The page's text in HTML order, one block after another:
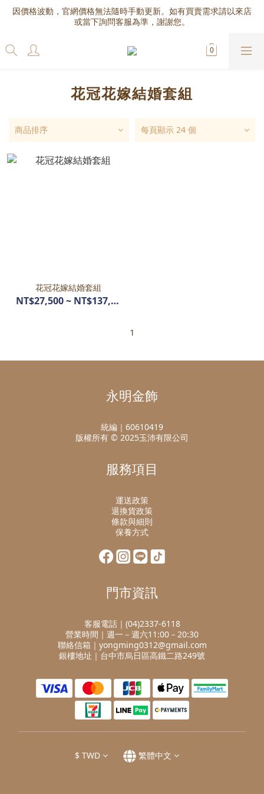
因價格波動，官網價格無法隨時手動更新。如有買賣需求請以來店
或當下詢問客服為準，謝謝您。
花冠花嫁結婚套組
商品排序 每頁顯示 24 個
花冠花嫁結婚套組
NT$27,500 ~ NT$137,280
1
永明金飾
統編｜60610419
版權所有 © 2025玉沛有限公司
服務項目
運送政策
退換貨政策
條款與細則
保養方式
門市資訊
客服電話｜(04)2337-6118
營業時間｜週一－週六11:00－20:30
聯絡信箱｜yongming0312@gmail.com
銀樓地址｜台中市烏日區高鐵二路249號
$ TWD 繁體中文